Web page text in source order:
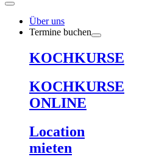
Über uns
Termine buchen
KOCHKURSE
KOCHKURSE
ONLINE
Location
mieten